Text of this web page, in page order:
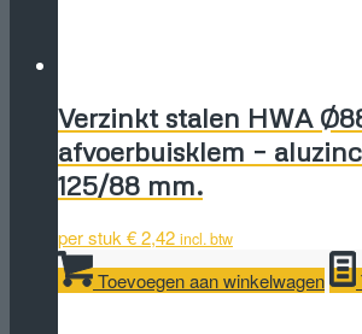
Verzinkt stalen HWA
afvoerbuisklem –
125/88 mm.
per stuk €2,42 incl. btw
Toevoegen aan winkelwagen